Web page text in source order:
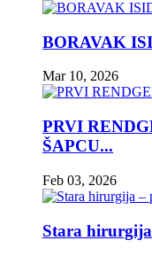
BORAVAK
Mar 10, 2026
PRVI
ŠAPCU...
Feb 03, 2026
Stara